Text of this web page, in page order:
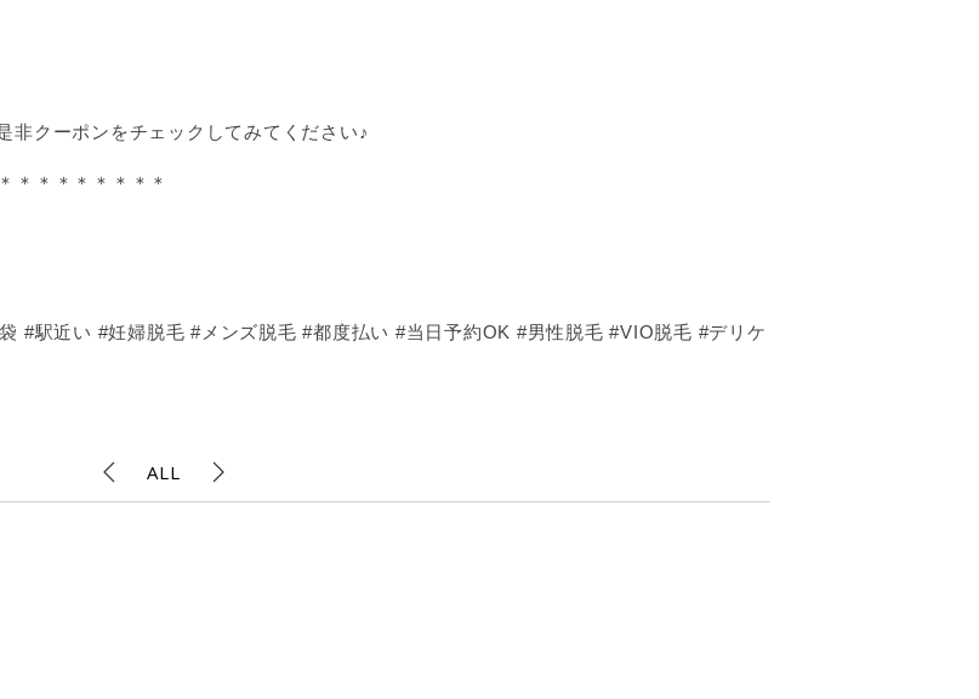
非クーポンをチェックしてみてください♪
＊＊＊＊＊＊＊＊
#駅近い #妊婦脱毛 #メンズ脱毛 #都度払い #当日予約OK #男性脱毛 #VIO脱毛 #デリケ
ALL